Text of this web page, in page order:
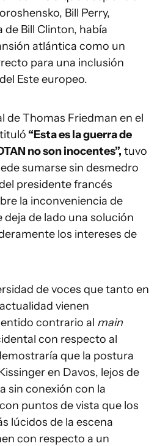
Bill Perry,
Bill Clinton, había
atlántica como un
para una inclusión
Este europeo.
de Thomas Friedman en el
“Esta es la guerra de
no son inocentes”, tuvo
sumarse sin desmedro
presidente francés
la inconveniencia de
deja de lado una solución
los intereses de
de voces que tanto en
vienen
contrario al main
con respecto al
que la postura
en Davos, lejos de
sin conexión con la
puntos de vista que los
lúcidos de la escena
con respecto a un